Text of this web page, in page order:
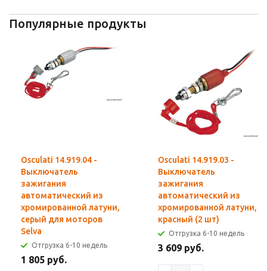
Популярные продукты
Osculati 14.919.04 -
Выключатель
зажигания
автоматический из
хромированной латуни,
серый для моторов
Selva
Отгрузка 6-10 недель
1 805 руб.
Osculati 14.919.03 -
Выключатель
зажигания
автоматический из
хромированной латуни,
красный (2 шт)
Отгрузка 6-10 недель
3 609 руб.